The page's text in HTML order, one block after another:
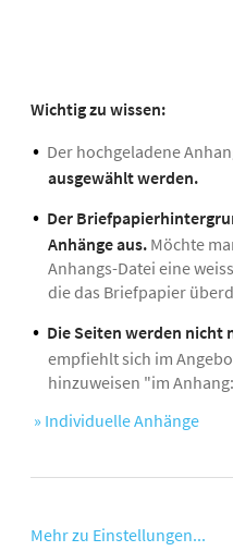
Wichtig zu wissen:
Der hochgeladene
ausgewählt werden.
Der
Anhänge aus. Möchte
Anhangs-Datei eine
die das Briefpapier
Die Seiten werden
empfiehlt sich im
hinzuweisen "im
» Individuelle Anhänge
Mehr zu Einstellungen...